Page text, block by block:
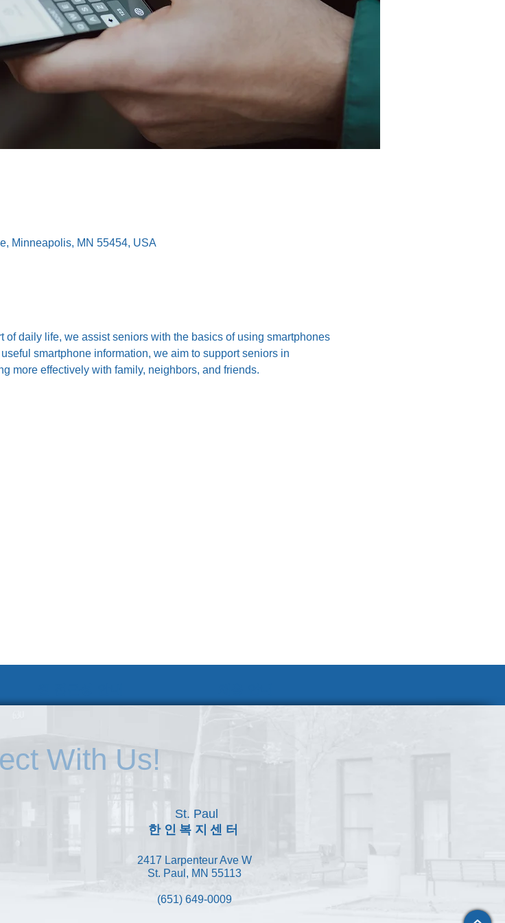
Minneapolis, MN 55454, USA
daily life, we assist seniors with the basics of using smartphones
smartphone information, we aim to support seniors in
more effectively with family, neighbors, and friends.
With Us!
St. Paul
한인복지센터
2417 Larpenteur Ave W
St. Paul, MN 55113
(651) 649-0009